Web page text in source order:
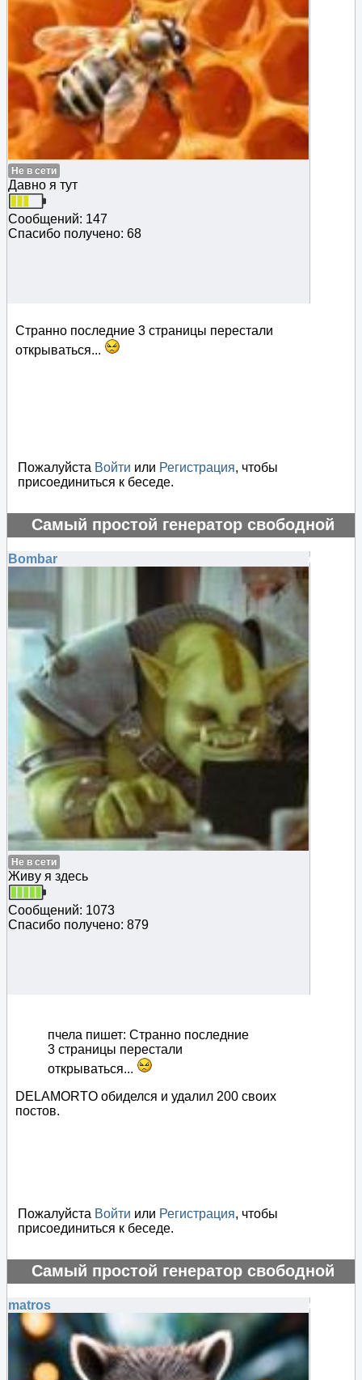
Не в сети
Давно я тут
Сообщений: 147
Спасибо получено: 68
Странно последние 3 страницы перестали
открываться...
Пожалуйста Войти или Регистрация, чтобы
присоединиться к беседе.
Самый простой генератор свободной
энергии
#75579
Bombar
Не в сети
Живу я здесь
Сообщений: 1073
Спасибо получено: 879
пчела пишет: Странно последние
3 страницы перестали
открываться...
DELAMORTO обиделся и удалил 200 своих
постов.
Пожалуйста Войти или Регистрация, чтобы
присоединиться к беседе.
Самый простой генератор свободной
энергии
#75580
matros